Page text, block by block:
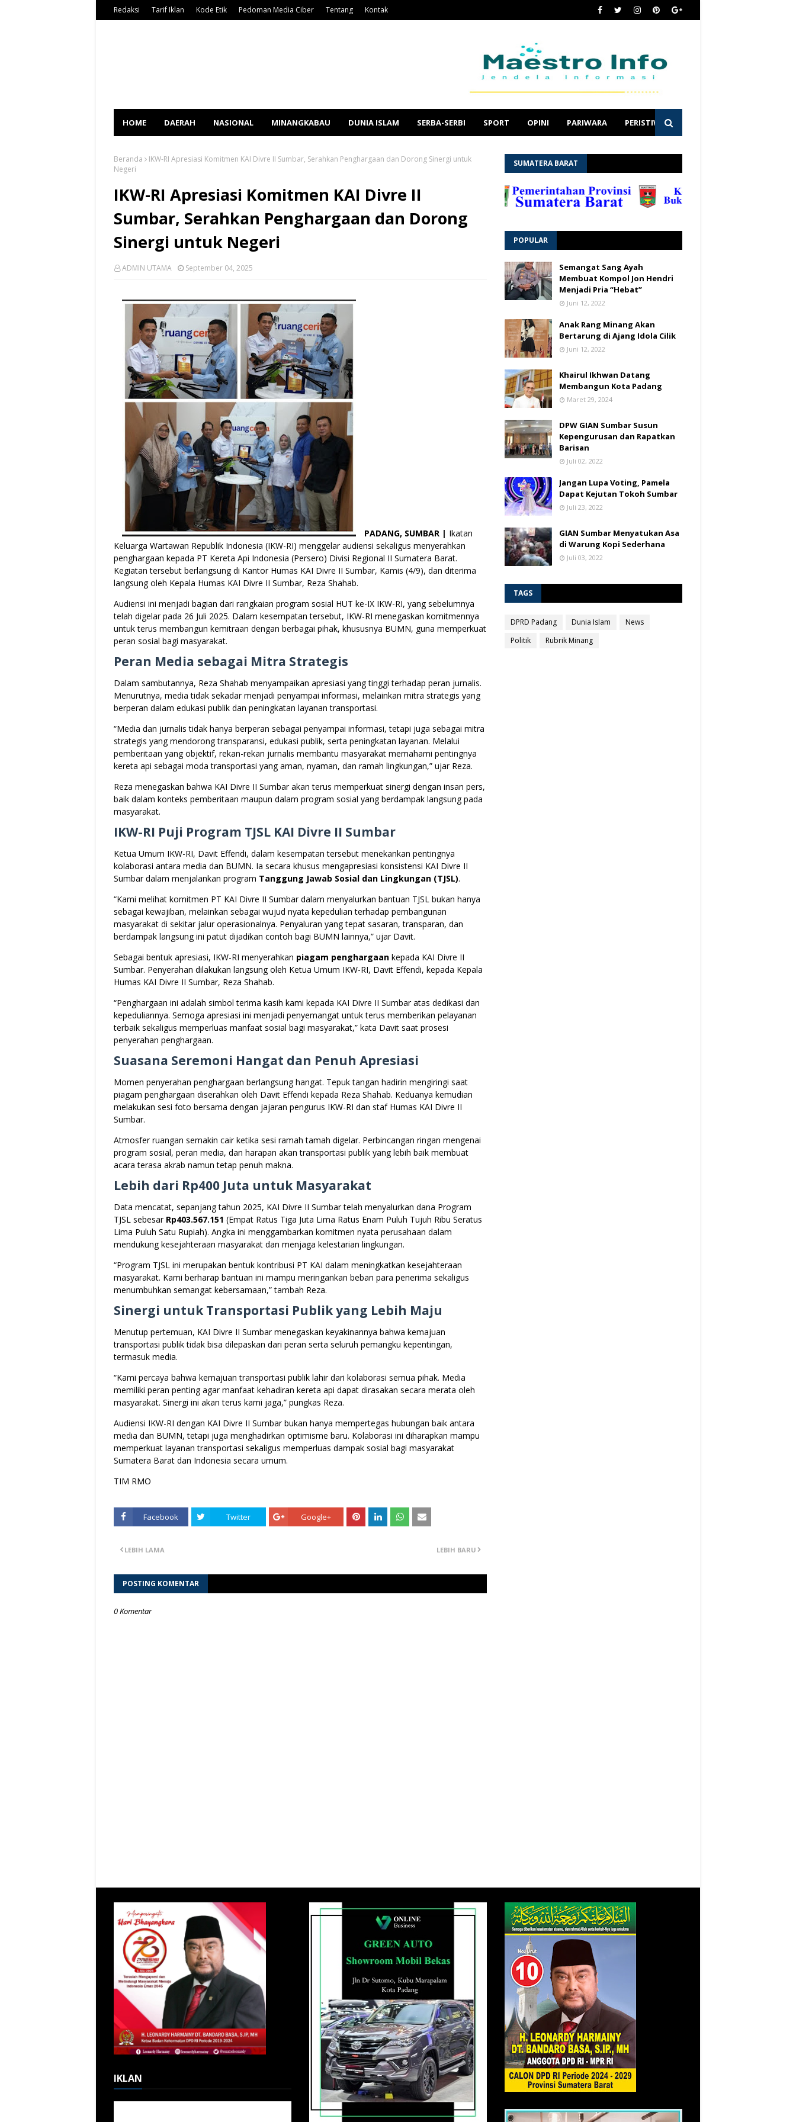
Redaksi Tarif Iklan Kode Etik Pedoman Media Ciber Tentang Kontak
HOME DAERAH NASIONAL MINANGKABAU DUNIA ISLAM SERBA-SERBI SPORT OPINI PARIWARA PERISTIWA
Beranda
IKW-RI Apresiasi Komitmen KAI Divre II Sumbar, Serahkan Penghargaan dan Dorong Sinergi untuk
Negeri
IKW-RI Apresiasi Komitmen KAI Divre II
Sumbar, Serahkan Penghargaan dan Dorong
Sinergi untuk Negeri
ADMIN UTAMA September 04, 2025
PADANG, SUMBAR | Ikatan
Keluarga Wartawan Republik Indonesia (IKW-RI) menggelar audiensi sekaligus menyerahkan
penghargaan kepada PT Kereta Api Indonesia (Persero) Divisi Regional II Sumatera Barat.
Kegiatan tersebut berlangsung di Kantor Humas KAI Divre II Sumbar, Kamis (4/9), dan diterima
langsung oleh Kepala Humas KAI Divre II Sumbar, Reza Shahab.
Audiensi ini menjadi bagian dari rangkaian program sosial HUT ke-IX IKW-RI, yang sebelumnya
telah digelar pada 26 Juli 2025. Dalam kesempatan tersebut, IKW-RI menegaskan komitmennya
untuk terus membangun kemitraan dengan berbagai pihak, khususnya BUMN, guna memperkuat
peran sosial bagi masyarakat.
Peran Media sebagai Mitra Strategis
Dalam sambutannya, Reza Shahab menyampaikan apresiasi yang tinggi terhadap peran jurnalis.
Menurutnya, media tidak sekadar menjadi penyampai informasi, melainkan mitra strategis yang
berperan dalam edukasi publik dan peningkatan layanan transportasi.
“Media dan jurnalis tidak hanya berperan sebagai penyampai informasi, tetapi juga sebagai mitra
strategis yang mendorong transparansi, edukasi publik, serta peningkatan layanan. Melalui
pemberitaan yang objektif, rekan-rekan jurnalis membantu masyarakat memahami pentingnya
kereta api sebagai moda transportasi yang aman, nyaman, dan ramah lingkungan,” ujar Reza.
Reza menegaskan bahwa KAI Divre II Sumbar akan terus memperkuat sinergi dengan insan pers,
baik dalam konteks pemberitaan maupun dalam program sosial yang berdampak langsung pada
masyarakat.
IKW-RI Puji Program TJSL KAI Divre II Sumbar
Ketua Umum IKW-RI, Davit Effendi, dalam kesempatan tersebut menekankan pentingnya
kolaborasi antara media dan BUMN. Ia secara khusus mengapresiasi konsistensi KAI Divre II
Sumbar dalam menjalankan program Tanggung Jawab Sosial dan Lingkungan (TJSL).
“Kami melihat komitmen PT KAI Divre II Sumbar dalam menyalurkan bantuan TJSL bukan hanya
sebagai kewajiban, melainkan sebagai wujud nyata kepedulian terhadap pembangunan
masyarakat di sekitar jalur operasionalnya. Penyaluran yang tepat sasaran, transparan, dan
berdampak langsung ini patut dijadikan contoh bagi BUMN lainnya,” ujar Davit.
Sebagai bentuk apresiasi, IKW-RI menyerahkan piagam penghargaan kepada KAI Divre II
Sumbar. Penyerahan dilakukan langsung oleh Ketua Umum IKW-RI, Davit Effendi, kepada Kepala
Humas KAI Divre II Sumbar, Reza Shahab.
“Penghargaan ini adalah simbol terima kasih kami kepada KAI Divre II Sumbar atas dedikasi dan
kepeduliannya. Semoga apresiasi ini menjadi penyemangat untuk terus memberikan pelayanan
terbaik sekaligus memperluas manfaat sosial bagi masyarakat,” kata Davit saat prosesi
penyerahan penghargaan.
Suasana Seremoni Hangat dan Penuh Apresiasi
Momen penyerahan penghargaan berlangsung hangat. Tepuk tangan hadirin mengiringi saat
piagam penghargaan diserahkan oleh Davit Effendi kepada Reza Shahab. Keduanya kemudian
melakukan sesi foto bersama dengan jajaran pengurus IKW-RI dan staf Humas KAI Divre II
Sumbar.
Atmosfer ruangan semakin cair ketika sesi ramah tamah digelar. Perbincangan ringan mengenai
program sosial, peran media, dan harapan akan transportasi publik yang lebih baik membuat
acara terasa akrab namun tetap penuh makna.
Lebih dari Rp400 Juta untuk Masyarakat
Data mencatat, sepanjang tahun 2025, KAI Divre II Sumbar telah menyalurkan dana Program
TJSL sebesar Rp403.567.151 (Empat Ratus Tiga Juta Lima Ratus Enam Puluh Tujuh Ribu Seratus
Lima Puluh Satu Rupiah). Angka ini menggambarkan komitmen nyata perusahaan dalam
mendukung kesejahteraan masyarakat dan menjaga kelestarian lingkungan.
“Program TJSL ini merupakan bentuk kontribusi PT KAI dalam meningkatkan kesejahteraan
masyarakat. Kami berharap bantuan ini mampu meringankan beban para penerima sekaligus
menumbuhkan semangat kebersamaan,” tambah Reza.
Sinergi untuk Transportasi Publik yang Lebih Maju
Menutup pertemuan, KAI Divre II Sumbar menegaskan keyakinannya bahwa kemajuan
transportasi publik tidak bisa dilepaskan dari peran serta seluruh pemangku kepentingan,
termasuk media.
“Kami percaya bahwa kemajuan transportasi publik lahir dari kolaborasi semua pihak. Media
memiliki peran penting agar manfaat kehadiran kereta api dapat dirasakan secara merata oleh
masyarakat. Sinergi ini akan terus kami jaga,” pungkas Reza.
Audiensi IKW-RI dengan KAI Divre II Sumbar bukan hanya mempertegas hubungan baik antara
media dan BUMN, tetapi juga menghadirkan optimisme baru. Kolaborasi ini diharapkan mampu
memperkuat layanan transportasi sekaligus memperluas dampak sosial bagi masyarakat
Sumatera Barat dan Indonesia secara umum.
TIM RMO
Facebook Twitter Google+
LEBIH BARU
LEBIH LAMA
POSTING KOMENTAR
0 Komentar
SUMATERA BARAT
POPULAR
Semangat Sang Ayah
Membuat Kompol Jon Hendri
Menjadi Pria “Hebat”
Juni 12, 2022
Anak Rang Minang Akan
Bertarung di Ajang Idola Cilik
Juni 12, 2022
Khairul Ikhwan Datang
Membangun Kota Padang
Maret 29, 2024
DPW GIAN Sumbar Susun
Kepengurusan dan Rapatkan
Barisan
Juli 02, 2022
Jangan Lupa Voting, Pamela
Dapat Kejutan Tokoh Sumbar
Juli 23, 2022
GIAN Sumbar Menyatukan Asa
di Warung Kopi Sederhana
Juli 03, 2022
TAGS
DPRD Padang Dunia Islam
News
Politik
Rubrik Minang
IKLAN